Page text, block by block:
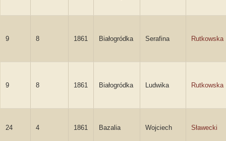
9 8 1861 Białogródka Serafina Rutkowska
9 8 1861 Białogródka Ludwika Rutkowska
24 4 1861 Bazalia Wojciech Sławecki